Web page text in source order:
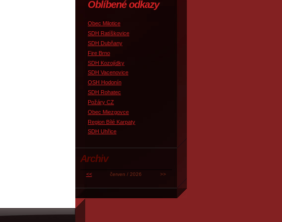
Oblíbené odkazy
Obec Milotice
SDH Ratíškovice
SDH Dubňany
Fire Brno
SDH Kozojídky
SDH Vacenovice
OSH Hodonín
SDH Rohatec
Požáry CZ
Obec Miezgovce
Region Bílé Karpaty
SDH Uhřice
Archiv
<< červen / 2026 >>